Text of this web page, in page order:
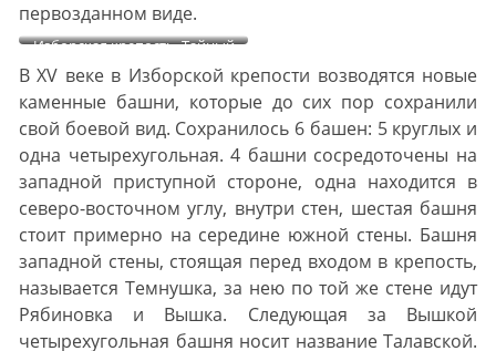
первозданном виде.
Изборская крепость. Тайный
лаз к воде.
В XV веке в Изборской крепости возводятся новые
каменные башни, которые до сих пор сохранили
свой боевой вид. Сохранилось 6 башен: 5 круглых и
одна четырехугольная. 4 башни сосредоточены на
западной приступной стороне, одна находится в
северо-восточном углу, внутри стен, шестая башня
стоит примерно на середине южной стены. Башня
западной стены, стоящая перед входом в крепость,
называется Темнушка, за нею по той же стене идут
Рябиновка и Вышка. Следующая за Вышкой
четырехугольная башня носит название Талавской.